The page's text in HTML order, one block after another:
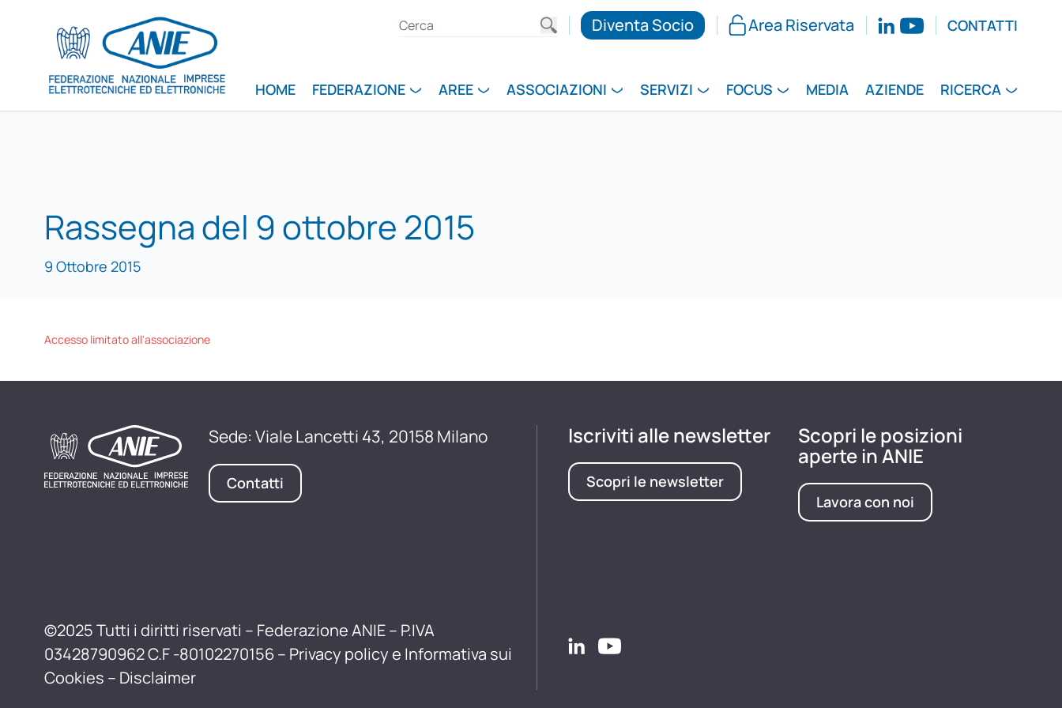
Diventa Socio Area Riservata CONTATTI
HOME FEDERAZIONE AREE ASSOCIAZIONI SERVIZI FOCUS MEDIA AZIENDE RICERCA
Rassegna del 9 ottobre 2015
9 Ottobre 2015
Accesso limitato all'associazione
Sede: Viale Lancetti 43, 20158 Milano
Contatti
©2025 Tutti i diritti riservati – Federazione ANIE – P.IVA
03428790962 C.F -80102270156 – Privacy policy e Informativa sui
Cookies – Disclaimer
Iscriviti alle newsletter
Scopri le newsletter
Scopri le posizioni
aperte in ANIE
Lavora con noi